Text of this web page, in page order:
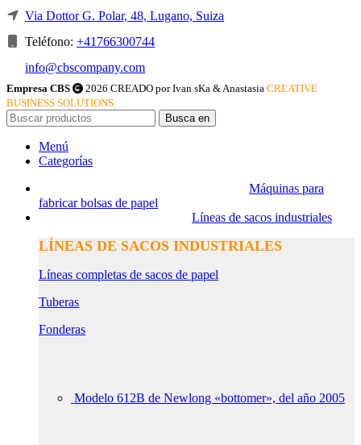
Via Dottor G. Polar, 48, Lugano, Suiza
Teléfono: +41766300744
info@cbscompany.com
Empresa CBS 2026 CREADO por Ivan sKa & Anastasia CREATIVE
BUSINESS SOLUTIONS
Busca en
Menú
Categorías
Máquinas para
fabricar bolsas de papel
Líneas de sacos industriales
LÍNEAS DE SACOS INDUSTRIALES
Líneas completas de sacos de papel
Tuberas
Fonderas
Modelo 612B de Newlong «bottomer», del año 2005